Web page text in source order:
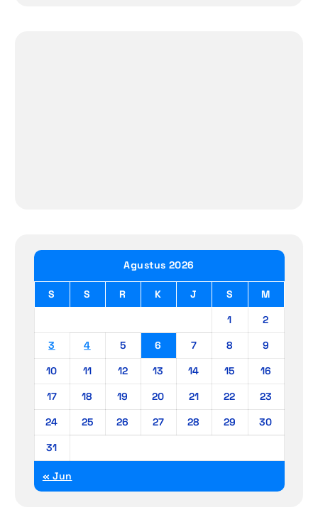
Agustus 2026
S S R K J S
M
1
2
3
4 5 6 7 8
9
10
11 12 13 14 15
16
17
18 19 20 21 22
23
24
25 26 27 28 29
30
31
« Jun